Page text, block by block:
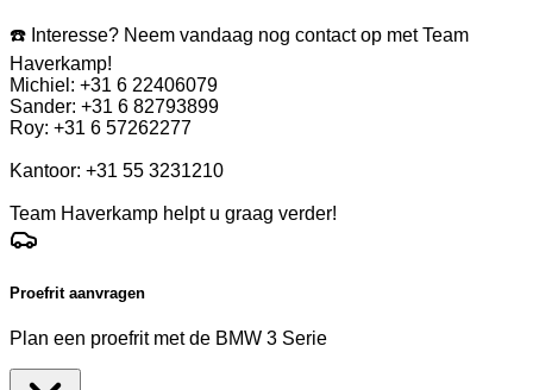
☎️ Interesse? Neem vandaag nog contact op met Team
Haverkamp!
Michiel: +31 6 22406079
Sander: +31 6 82793899
Roy: +31 6 57262277
Kantoor: +31 55 3231210
Team Haverkamp helpt u graag verder!
Proefrit aanvragen
Plan een proefrit met de BMW 3 Serie